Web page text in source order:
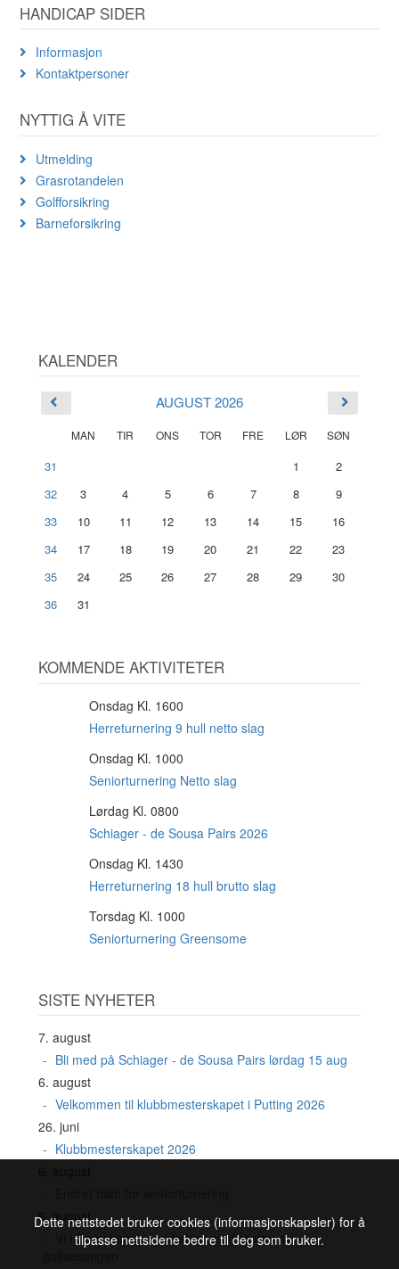
HANDICAP SIDER
Informasjon
Kontaktpersoner
NYTTIG Å VITE
Utmelding
Grasrotandelen
Golfforsikring
Barneforsikring
KALENDER
AUGUST 2026
MAN TIR ONS TOR FRE LØR SØN
31 1
2
32
3 4 5 6 7 8
9
33
10 11 12 13 14 15
16
34
17 18 19 20 21 22
23
35
24 25 26 27 28 29
30
36
31
KOMMENDE AKTIVITETER
Onsdag Kl. 1600
Herreturnering 9 hull netto slag
Onsdag Kl. 1000
Seniorturnering Netto slag
Lørdag Kl. 0800
Schiager - de Sousa Pairs 2026
Onsdag Kl. 1430
Herreturnering 18 hull brutto slag
Torsdag Kl. 1000
Seniorturnering Greensome
SISTE NYHETER
7. august
Bli med på Schiager - de Sousa Pairs lørdag 15 aug
6. august
Velkommen til klubbmesterskapet i Putting 2026
26. juni
Klubbmesterskapet 2026
6. august
Vi i Damekomiteen gleder oss til resten av
Dette nettstedet bruker cookies (informasjonskapsler) for å
tilpasse nettsidene bedre til deg som bruker.